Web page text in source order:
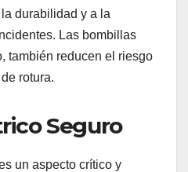
durabilidad y a la
Las bombillas
también reducen el riesgo
rotura.
Seguro
un aspecto crítico y